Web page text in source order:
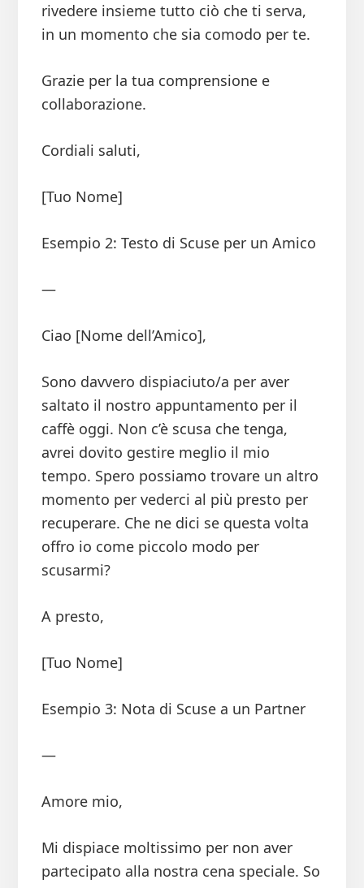
rivedere insieme tutto ciò che ti serva,
in un momento che sia comodo per te.
Grazie per la tua comprensione e
collaborazione.
Cordiali saluti,
[Tuo Nome]
Esempio 2: Testo di Scuse per un Amico
—
Ciao [Nome dell’Amico],
Sono davvero dispiaciuto/a per aver
saltato il nostro appuntamento per il
caffè oggi. Non c’è scusa che tenga,
avrei dovito gestire meglio il mio
tempo. Spero possiamo trovare un altro
momento per vederci al più presto per
recuperare. Che ne dici se questa volta
offro io come piccolo modo per
scusarmi?
A presto,
[Tuo Nome]
Esempio 3: Nota di Scuse a un Partner
—
Amore mio,
Mi dispiace moltissimo per non aver
partecipato alla nostra cena speciale. So